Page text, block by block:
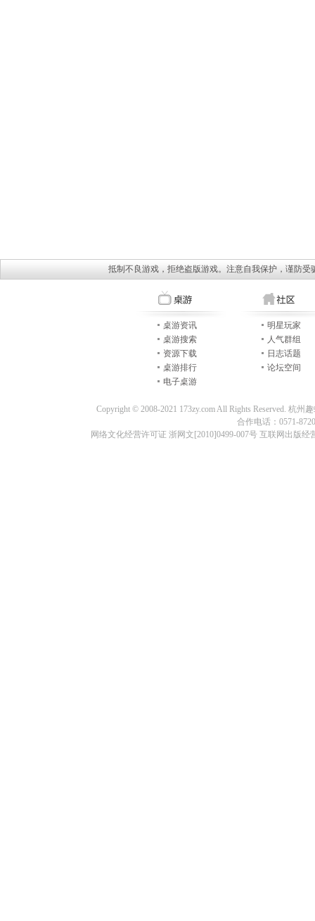
抵制不良游戏，拒绝盗版游戏。注意自我保护，谨防
桌游资讯
桌游搜索
资源下载
桌游排行
电子桌游
明星玩家
人气群组
日志话题
论坛空间
Copyright © 2008-2021 173zy.com All Rights Reserved. 杭
合作电话：0571-
网络文化经营许可证 浙网文[2010]0499-007号 互联网出版